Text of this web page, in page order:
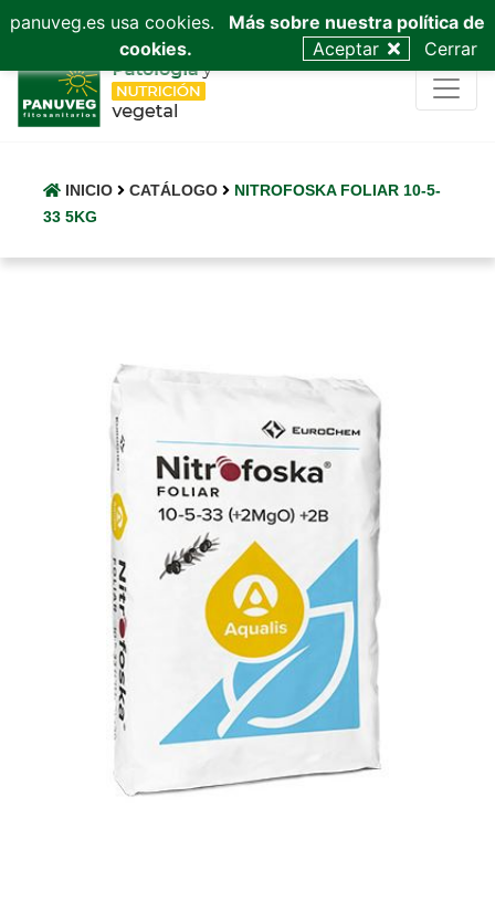
953 53 03 68 admin@panuveg.es 628 09 47 40
INICIO CATÁLOGO
NITROFOSKA FOLIAR 10-5-
33 5KG
panuveg.es usa cookies.
Más sobre nuestra política de
cookies.
Aceptar Cerrar